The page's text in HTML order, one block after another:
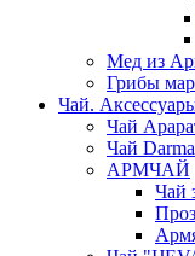
Мед из
Грибы
Чай.
Чай
Чай
АРМЧАЙ
Чай